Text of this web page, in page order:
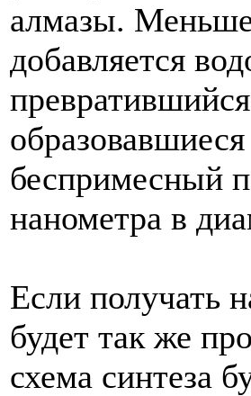
алмазы.
добавляется
превратившийся
образовавшиеся
беспримесный
нанометра в
Если получать
будет так же
схема синтеза